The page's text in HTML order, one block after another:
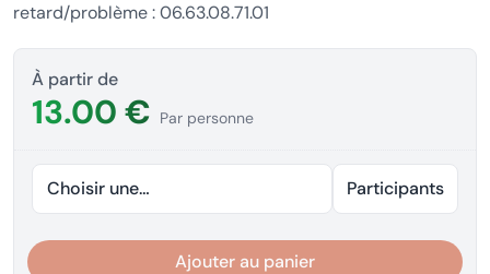
retard/problème : 06.63.08.71.01
À partir de
13.00 € Par personne
Choisir une date Participants
Ajouter au panier